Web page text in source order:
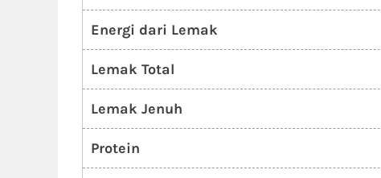
Energi dari Lemak
Lemak Total
Lemak Jenuh
Protein